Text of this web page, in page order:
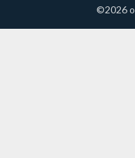
©2026